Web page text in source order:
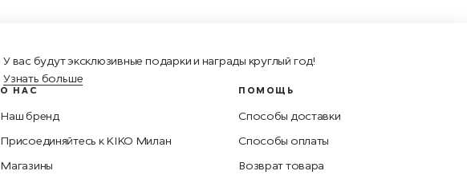
У вас будут эксклюзивные подарки и награды круглый год!
Узнать больше
О НАС
Наш бренд
Присоединяйтесь к KIKO Милан
Магазины
ПОМОЩЬ
Способы доставки
Способы оплаты
Возврат товара